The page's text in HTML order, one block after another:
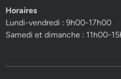
Horaires
Lundi-vendredi : 9h00-17h00
Samedi et dimanche : 11h00-